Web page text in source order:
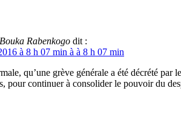
Rabenkogo dit :
à 8 h 07 min à à 8 h 07 min
qu’une grève générale a été décrété
pour continuer à consolider le pouvoir du